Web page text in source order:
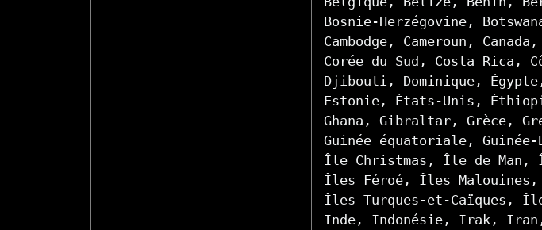
Bosnie-Herzégovine,
Cambodge, Cameroun,
Corée du Sud, Costa Rica,
Djibouti, Dominique,
Estonie, États-Unis,
Ghana, Gibraltar, Grèce,
Guinée équatoriale,
Île Christmas, Île de Man,
Îles Féroé, Îles
Îles Turques-et-Caïques,
Inde, Indonésie, Irak,